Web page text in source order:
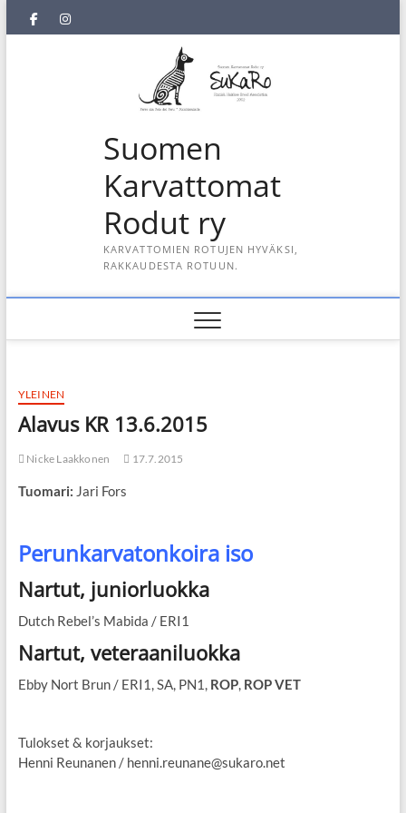
SuKaRoSuKaRo
Instagramisssa
kysymykset
meksikolaiset
perulaiset
jäsenrekisterin
rekisteriseloste
Suomen
Karvattomat
Rodut ry
KARVATTOMIEN ROTUJEN HYVÄKSI,
RAKKAUDESTA ROTUUN.
YLEINEN
Alavus KR 13.6.2015
Nicke Laakkonen 17.7.2015
Tuomari: Jari Fors
Perunkarvatonkoira iso
Nartut, juniorluokka
Dutch Rebel’s Mabida / ERI1
Nartut, veteraaniluokka
Ebby Nort Brun / ERI1, SA, PN1, ROP,ROP VET
Tulokset & korjaukset:
Henni Reunanen / henni.reunane@sukaro.net